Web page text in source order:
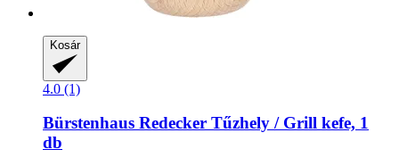
Kosár
4.0 (1)
Bürstenhaus Redecker Tűzhely / Grill kefe, 1
db